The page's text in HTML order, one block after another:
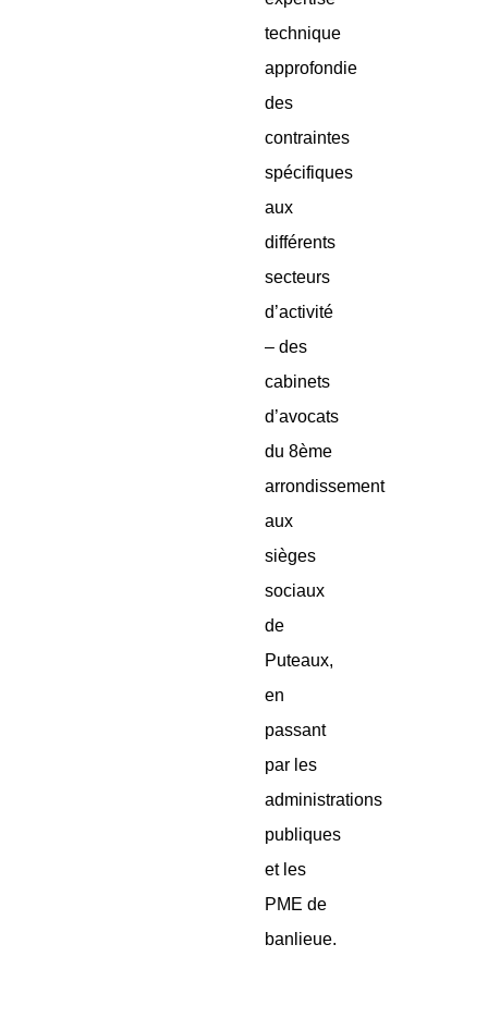
technique
approfondie
des
contraintes
spécifiques
aux
différents
secteurs
d’activité
– des
cabinets
d’avocats
du 8ème
arrondissement
aux
sièges
sociaux
de
Puteaux,
en
passant
par les
administrations
publiques
et les
PME de
banlieue.